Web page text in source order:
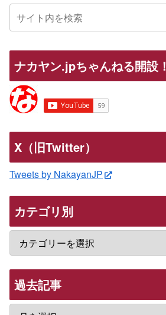
ナカヤン.jpちゃんねる開設！
X（旧Twitter）
Tweets by NakayanJP
カテゴリ別
過去記事